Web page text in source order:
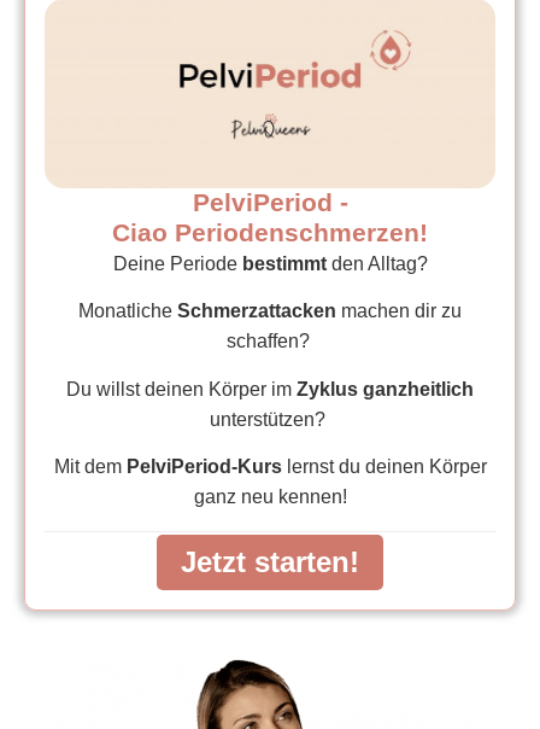
PelviPeriod -
Ciao Periodenschmerzen!
Deine Periode bestimmtden Alltag?
Monatliche Schmerzattacken machen dir zu
schaffen?
Du willst deinen Körper im Zyklus ganzheitlich
unterstützen?
Mit dem PelviPeriod-Kurslernst du deinen Körper
ganz neu kennen!
Jetzt starten!